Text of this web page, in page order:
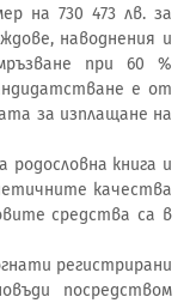
на 730 473 лв. за
наводнения и
при 60 %
е от
за изплащане на
книга и
качества
средства са в
регистрирани
посредством